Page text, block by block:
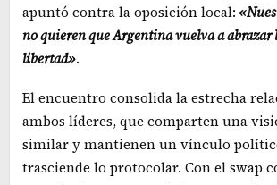
apuntó contra la oposición local:
no quieren que Argentina vuelva a abrazar
libertad».
El encuentro consolida la estrecha
ambos líderes, que comparten una
similar y mantienen un vínculo
trasciende lo protocolar. Con el swap